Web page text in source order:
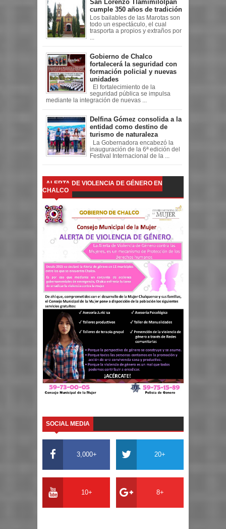
San Lorenzo Tlamimilolpan
cumple 350 años de tradición
Los bailables de las Marotas son
todo un espectáculo, el cual
trasporta a propios y extraños por
Gobierno de Chalco
fortalecerá la seguridad con
formación policial y nuevas
unidades
El fortalecimiento de la
seguridad pública se impulsa
mediante la integración de nuevas ...
Delfina Gómez consolida a la
entidad como destino de
turismo de naturaleza
La Gobernadora encabezó la
inauguración de la 6ª edición del
Festival Internacional de la ...
ALERTA DE VIOLENCIA DE GÉNERO EN
CHALCO
SOCIAL MEDIA
3,000+ 20+
10+ 8+